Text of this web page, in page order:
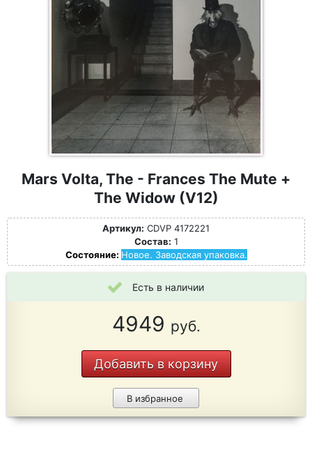
Mars Volta, The - Frances The Mute +
The Widow (V12)
Артикул: CDVP 4172221
Состав: 1
Состояние: Новое. Заводская упаковка.
Есть в наличии
4949 руб.
Добавить в корзину
В избранное